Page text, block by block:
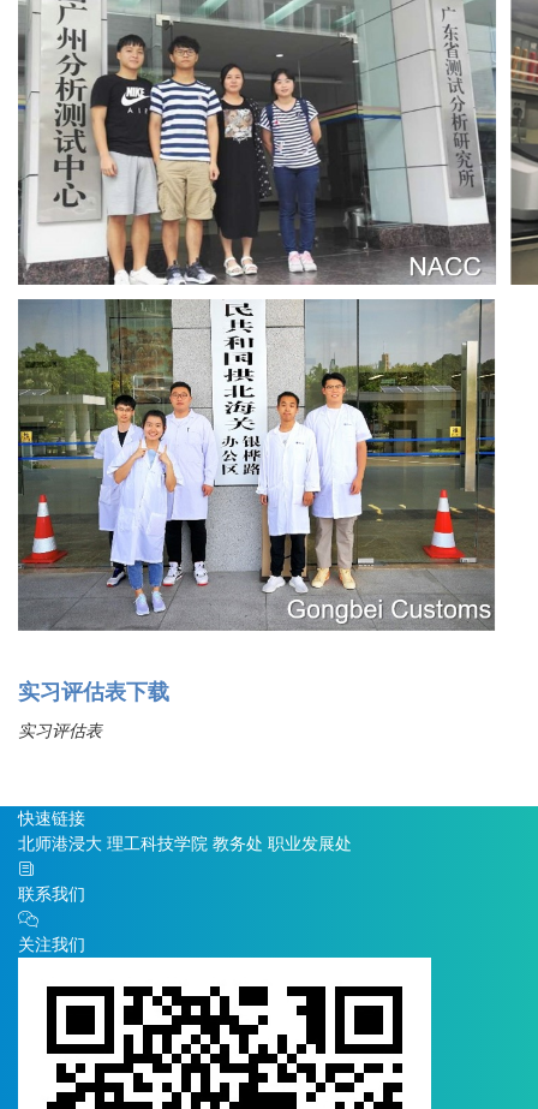
实习评估表下载
实习评估表
快速链接
北师港浸大 理工科技学院 教务处 职业发展处
联系我们
关注我们